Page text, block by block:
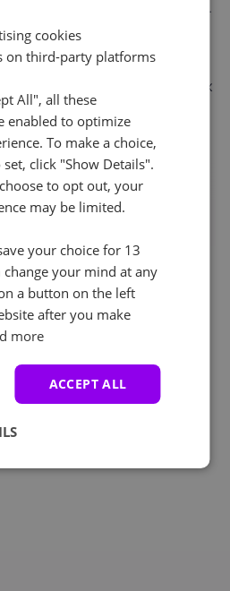
инфраструктуры.
компании с
управления.
, вы получаете все
машины, только без крупных
и высоким уровнем
атак.
cookies
on third-party platforms
All", all these
enabled to optimize
To make a choice,
click "Show Details".
to opt out, your
may be limited.
your choice for 13
change your mind at any
a button on the left
after you make
more
ACCEPT ALL